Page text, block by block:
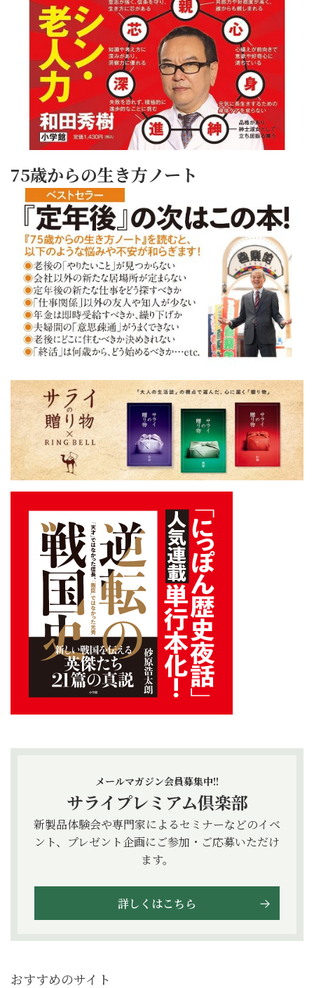
75歳からの生き方ノート
メールマガジン会員募集中!!
サライプレミアム倶楽部
新製品体験会や専門家によるセミナーなどのイベ
ント、プレゼント企画にご参加・ご応募いただけ
ます。
詳しくはこちら
おすすめのサイト